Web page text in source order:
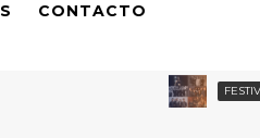
CONTACTO
FESTIVALES